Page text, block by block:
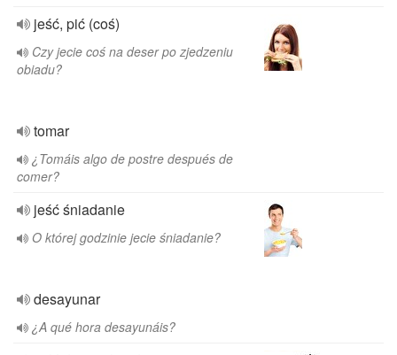
jeść, pić (coś)
Czy jecie coś na deser po zjedzeniu
obiadu?
tomar
¿Tomáis algo de postre después de
comer?
jeść śniadanie
O której godzinie jecie śniadanie?
desayunar
¿A qué hora desayunáis?